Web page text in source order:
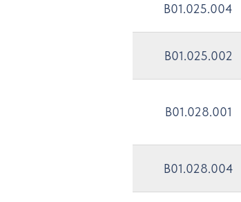
B01.025.004
B01.025.002
B01.028.001
B01.028.004